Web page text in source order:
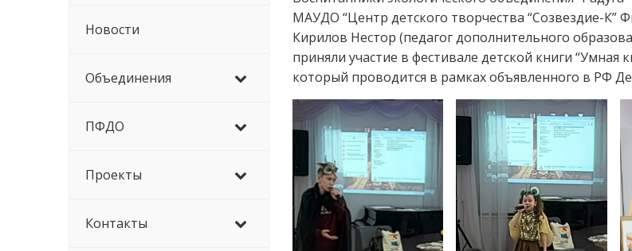
Новости
Объединения
ПФДО
Проекты
Контакты
МАУДО “Центр детского творчества “Созвездие-К”
Кирилов Нестор (педагог дополнительного
приняли участие в фестивале детской книги “Умная
который проводится в рамках объявленного в РФ